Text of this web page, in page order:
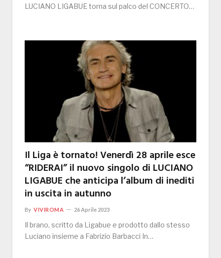
LUCIANO LIGABUE torna sul palco del CONCERTO…
Il Liga è tornato! Venerdì 28 aprile esce
“RIDERAI” il nuovo singolo di LUCIANO
LIGABUE che anticipa l’album di inediti
in uscita in autunno
By VIVIROMA 26 Aprile 2023
Il brano, scritto da Ligabue e prodotto dallo stesso
Luciano insieme a Fabrizio Barbacci In…